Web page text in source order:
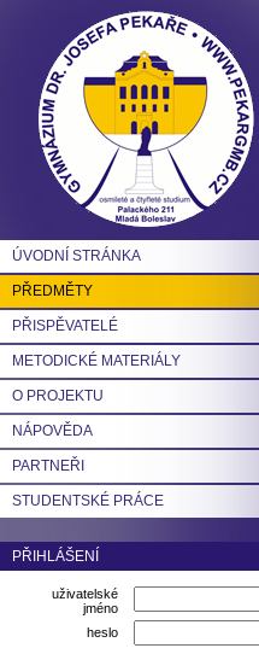
ÚVODNÍ STRÁNKA
PŘEDMĚTY
PŘISPĚVATELÉ
METODICKÉ MATERIÁLY
O PROJEKTU
NÁPOVĚDA
PARTNEŘI
STUDENTSKÉ PRÁCE
PŘIHLÁŠENÍ
uživatelské
jméno
heslo